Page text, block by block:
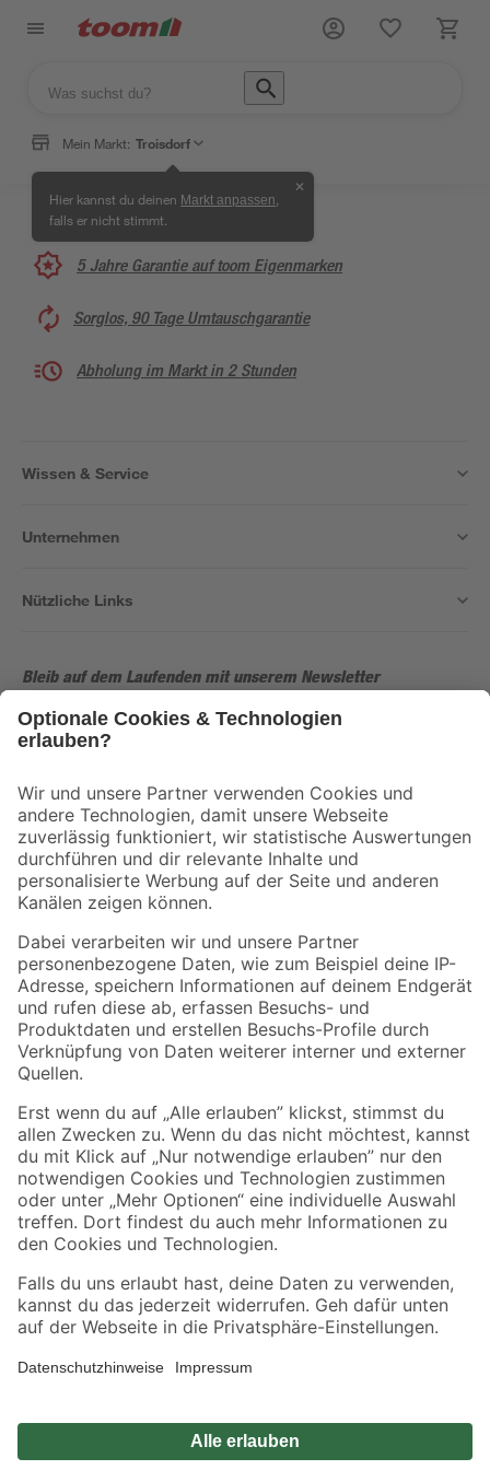
Mein Markt: Troisdorf
Hier kannst du deinen Markt anpassen
falls er nicht stimmt.
✕
5 Jahre Garantie auf toom Eigenmarken
Sorglos, 90 Tage Umtauschgarantie
Abholung im Markt in 2 Stunden
Wissen & Service
Unternehmen
Nützliche Links
Bleib auf dem Laufenden mit unserem Newsletter
Der toom Newsletter: Keine Angebote und Aktionen mehr verpassen!
Folge uns
Zahlungsarten Versandarten
Sicher einkaufen
Jetzt die toom-App herunterladen
Alle Preisangaben in EUR inkl. gesetzl. MwSt.. Die dargestellten Angebote sind unter
Umständen nicht in allen Märkten verfügbar. Die angegebenen Verfügbarkeiten beziehen
sich auf den unter "Mein Markt" ausgewählten toom Baumarkt. Alle Angebote und
*Paketversand ab 59 € versandkostenfrei, gilt nicht für Artikel mit Speditionsversand, hier
fallen zusätzliche Versandkosten an.
Privatsphäre Impressum